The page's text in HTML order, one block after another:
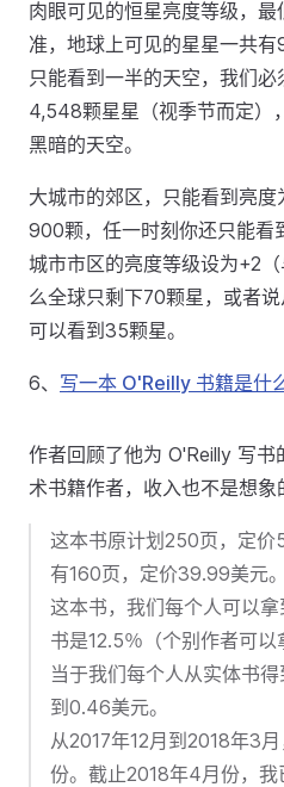
肉眼可见的恒星亮度等级，
准，地球上可见的星星一共
只能看到一半的天空，我们
4,548颗星星（视季节而定）
黑暗的天空。
大城市的郊区，只能看到亮
900颗，任一时刻你还只能看
城市市区的亮度等级设为+2
么全球只剩下70颗星，或者
可以看到35颗星。
6、 写一本 O'Reilly 书籍是什
作者回顾了他为 O'Reilly 写
术书籍作者，收入也不是想象
这本书原计划250页，定
有160页，定价39.99美元
这本书，我们每个人可以
书是12.5％（个别作者可
当于我们每个人从实体书
到0.46美元。
从2017年12月到2018年3月
份。截止2018年4月份，我